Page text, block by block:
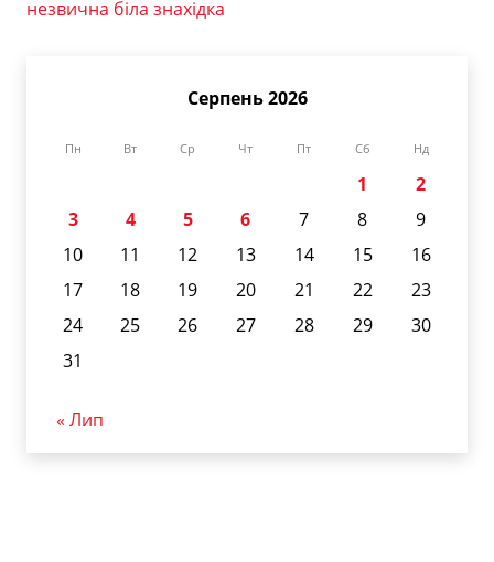
незвична біла знахідка
Серпень 2026
Пн Вт Ср Чт Пт Сб Нд
1
2
3
4 5 6 7 8
9
10
11 12 13 14 15
16
17
18 19 20 21 22
23
24
25 26 27 28 29
30
31
« Лип